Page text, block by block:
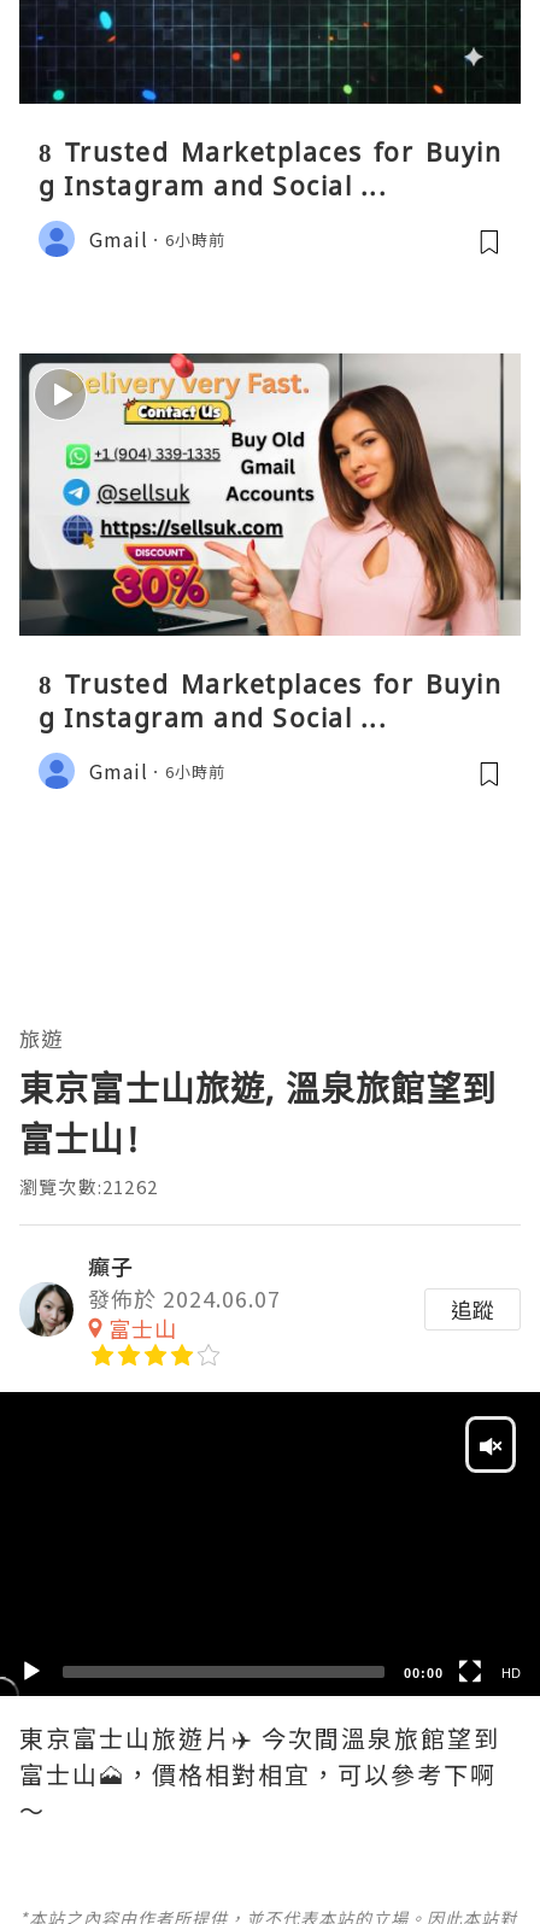
8 Trusted Marketplaces for Buyin
g Instagram and Social ...
Gmail 6小時前
8 Trusted Marketplaces for Buyin
g Instagram and Social ...
Gmail 6小時前
旅遊
東京富士山旅遊, 溫泉旅館望到
富士山!
瀏覽次數:21262
癲子
發佈於 2024.06.07
富士山
追蹤
00:00 HD
東京富士山旅遊片✈️ 今次間溫泉旅館望到
富士山🗻，價格相對相宜，可以參考下啊
*本站之內容由作者所提供，並不代表本站的立場。因此本站對